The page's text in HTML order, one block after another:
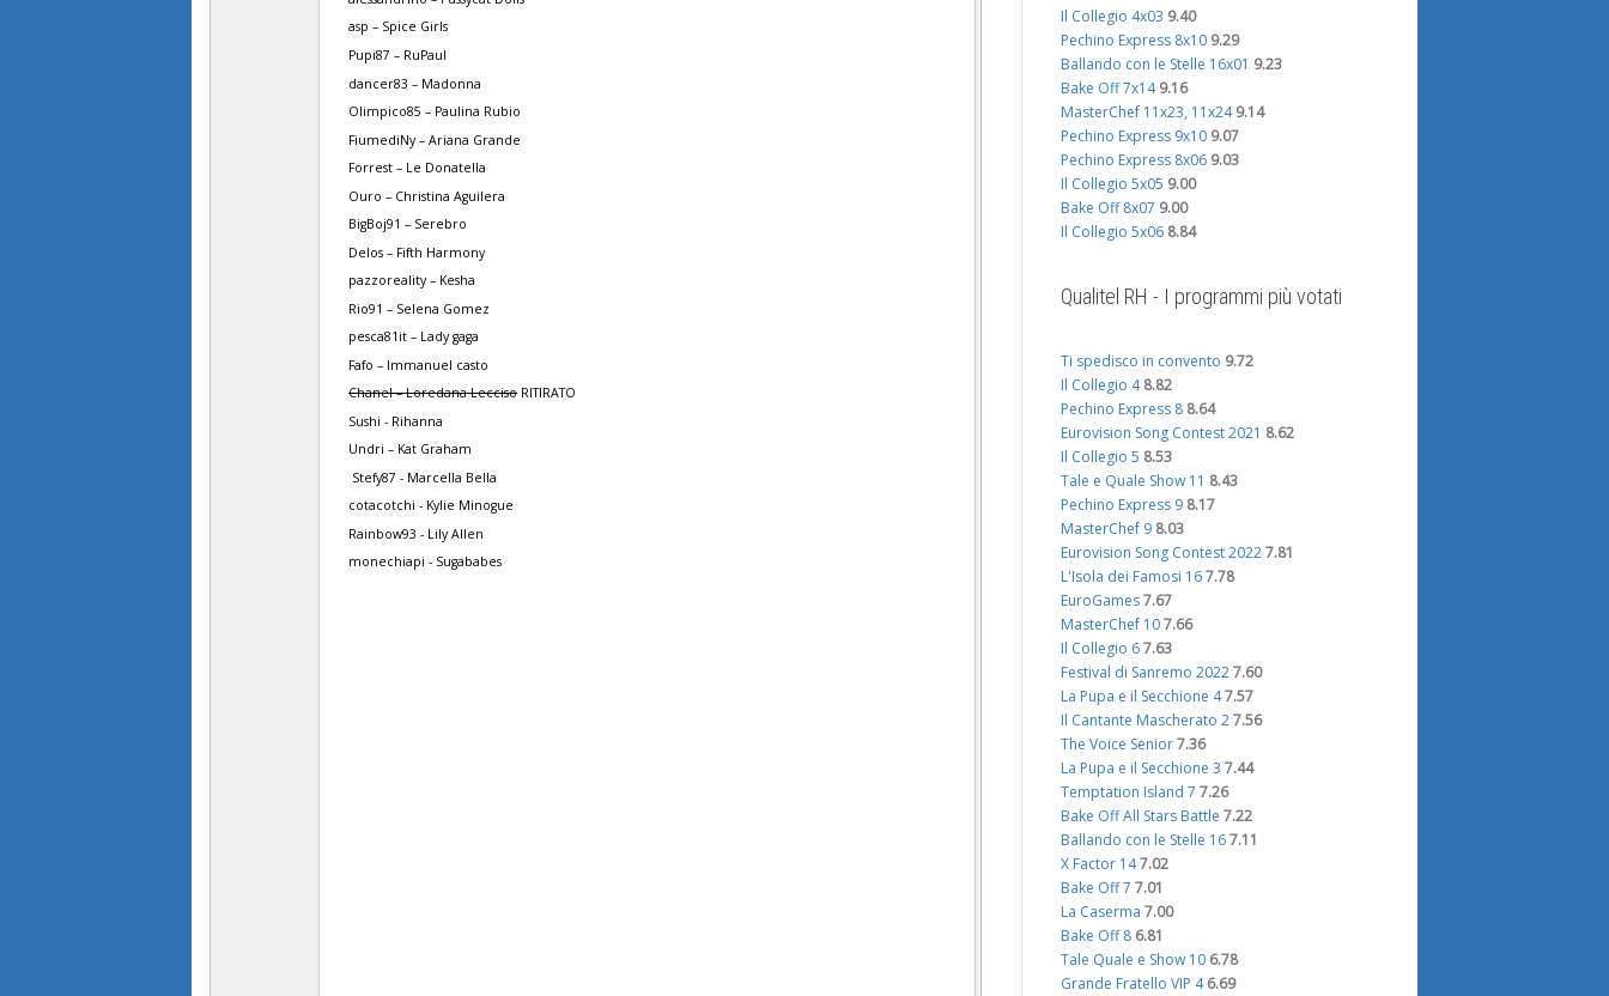
asp – Spice Girls
Pupi87 – RuPaul
dancer83 – Madonna
Olimpico85 – Paulina Rubio
FiumediNy – Ariana Grande
Forrest – Le Donatella
Ouro – Christina Aguilera
BigBoj91 – Serebro
Delos – Fifth Harmony
pazzoreality – Kesha
Rio91 – Selena Gomez
pesca81it – Lady gaga
Fafo – Immanuel casto
Chanel – Loredana LeccisoRITIRATO
Sushi - Rihanna
Undri – Kat Graham
Stefy87 - Marcella Bella
cotacotchi - Kylie Minogue
Rainbow93 - Lily Allen
monechiapi - Sugababes
Il Collegio 4x03 9.40
Pechino Express 8x10 9.29
Ballando con le Stelle 16x01 9.23
Bake Off 7x14 9.16
MasterChef 11x23, 11x24 9.14
Pechino Express 9x10 9.07
Pechino Express 8x06 9.03
Il Collegio 5x05 9.00
Bake Off 8x07 9.00
Il Collegio 5x06 8.84
Qualitel RH - I programmi più votati
Ti spedisco in convento 9.72
Il Collegio 4 8.82
Pechino Express 8 8.64
Eurovision Song Contest 2021 8.62
Il Collegio 5 8.53
Tale e Quale Show 11 8.43
Pechino Express 9 8.17
MasterChef 9 8.03
Eurovision Song Contest 2022 7.81
L'Isola dei Famosi 16 7.78
EuroGames 7.67
MasterChef 10 7.66
Il Collegio 6 7.63
Festival di Sanremo 2022 7.60
La Pupa e il Secchione 47.57
Il Cantante Mascherato 2 7.56
The Voice Senior 7.36
La Pupa e il Secchione 3 7.44
Temptation Island 7 7.26
Bake Off All Stars Battle 7.22
Ballando con le Stelle 16 7.11
X Factor 147.02
Bake Off 7 7.01
La Caserma 7.00
Bake Off 8 6.81
Tale Quale e Show 10 6.78
Grande Fratello VIP 4 6.69